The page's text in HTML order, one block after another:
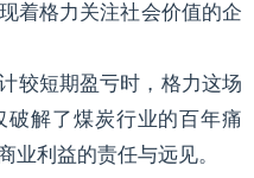
着格力关注社会价值的企
较短期盈亏时，格力这场
破解了煤炭行业的百年痛
业利益的责任与远见。